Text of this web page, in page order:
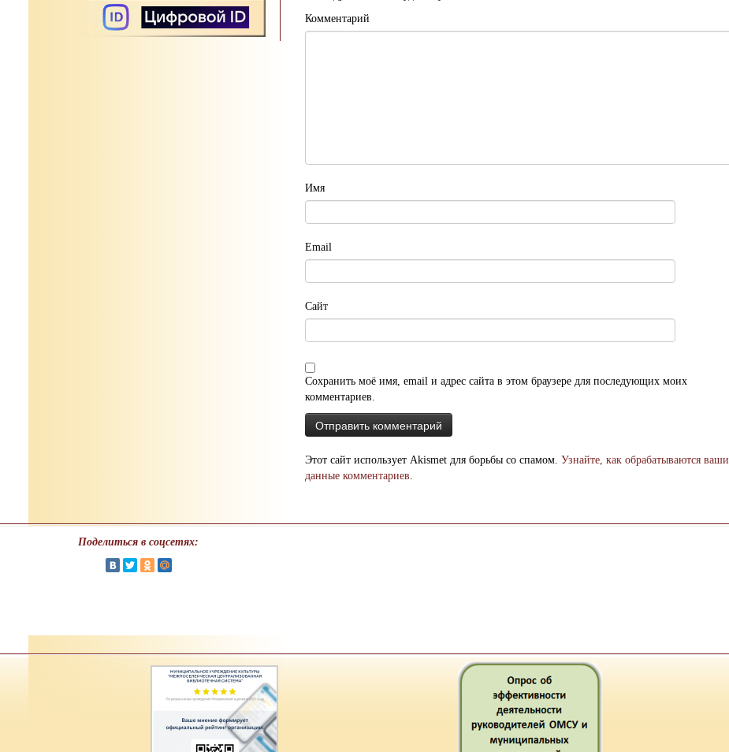
Комментарий
Имя
Email
Сайт
Сохранить моё имя, email и адрес сайта в этом браузере для последующих моих
комментариев.
Этот сайт использует Akismet для борьбы со спамом. Узнайте, как обрабатываются ваши
данные комментариев.
Поделиться в соцсетях: